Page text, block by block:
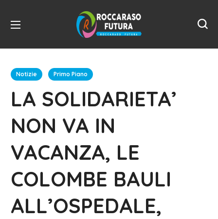
Notizie Primo Piano
LA SOLIDARIETA’
NON VA IN
VACANZA, LE
COLOMBE BAULI
ALL’OSPEDALE,